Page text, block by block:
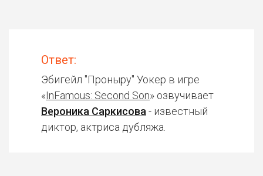
Ответ:
Эбигейл "Проныру" Уокер в игре
«InFamous: Second Son» озвучивает
Вероника Саркисова - известный
диктор, актриса дубляжа.